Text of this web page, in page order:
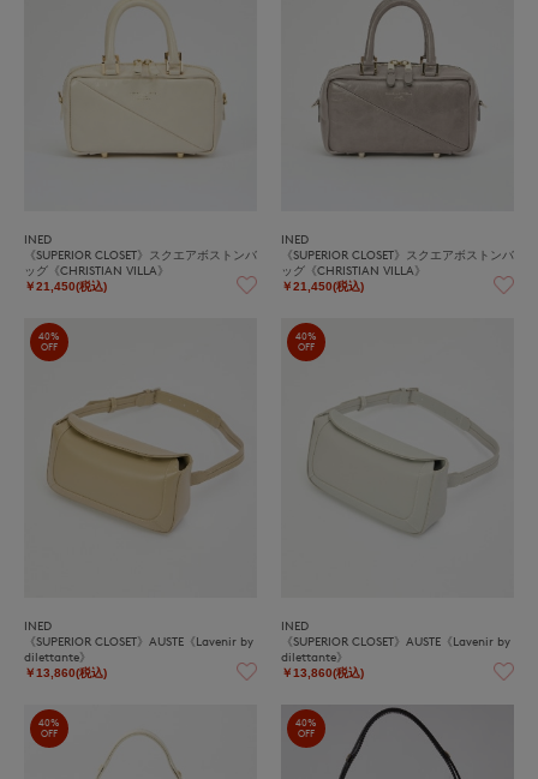
INED
《SUPERIOR CLOSET》スクエアボストンバ
ッグ《CHRISTIAN VILLA》
￥21,450(税込)
INED
《SUPERIOR CLOSET》スクエアボストンバ
ッグ《CHRISTIAN VILLA》
￥21,450(税込)
40%
OFF
INED
《SUPERIOR CLOSET》AUSTE《Lavenir by
dilettante》
￥13,860(税込)
40%
OFF
INED
《SUPERIOR CLOSET》AUSTE《Lavenir by
dilettante》
￥13,860(税込)
40%
OFF
40%
OFF